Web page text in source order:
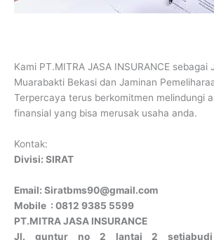
Kami PT.MITRA JASA INSURANCE sebagai
Muarabakti Bekasi dan Jaminan
Terpercaya terus berkomitmen melindungi
finansial yang bisa merusak usaha anda.
Kontak:
Divisi: SIRAT
Email: Siratbms90@gmail.com
Mobile : 0812 9385 5599
PT.MITRA JASA INSURANCE
Jl. guntur no 2 lantai 2 setiabudi